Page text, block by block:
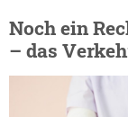
Noch ein
– das